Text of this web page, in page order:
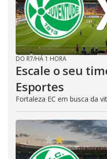
DO R7/HÁ 1 HORA
Escale o seu
Esportes
Fortaleza EC em busca da